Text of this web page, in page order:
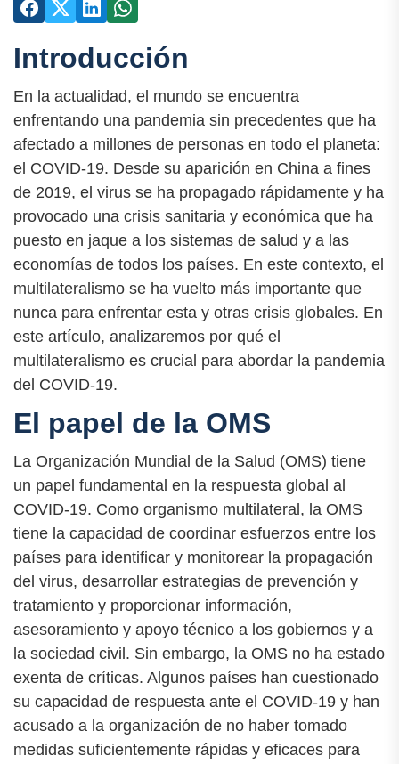
Introducción
En la actualidad, el mundo se encuentra
enfrentando una pandemia sin precedentes que ha
afectado a millones de personas en todo el planeta:
el COVID-19. Desde su aparición en China a fines
de 2019, el virus se ha propagado rápidamente y ha
provocado una crisis sanitaria y económica que ha
puesto en jaque a los sistemas de salud y a las
economías de todos los países. En este contexto, el
multilateralismo se ha vuelto más importante que
nunca para enfrentar esta y otras crisis globales. En
este artículo, analizaremos por qué el
multilateralismo es crucial para abordar la pandemia
del COVID-19.
El papel de la OMS
La Organización Mundial de la Salud (OMS) tiene
un papel fundamental en la respuesta global al
COVID-19. Como organismo multilateral, la OMS
tiene la capacidad de coordinar esfuerzos entre los
países para identificar y monitorear la propagación
del virus, desarrollar estrategias de prevención y
tratamiento y proporcionar información,
asesoramiento y apoyo técnico a los gobiernos y a
la sociedad civil. Sin embargo, la OMS no ha estado
exenta de críticas. Algunos países han cuestionado
su capacidad de respuesta ante el COVID-19 y han
acusado a la organización de no haber tomado
medidas suficientemente rápidas y eficaces para